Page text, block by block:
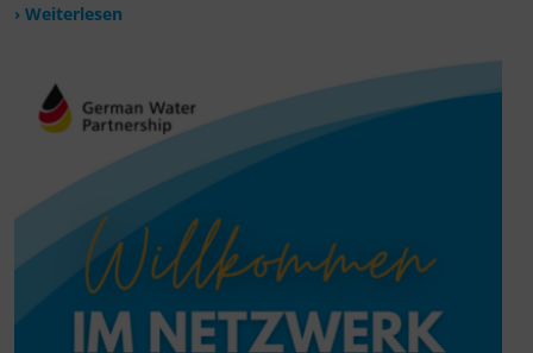
› Weiterlesen